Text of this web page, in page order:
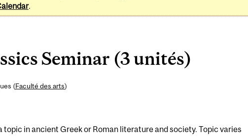
.
Seminar (3 unités)
(Faculté des arts)
topic in ancient Greek or Roman literature and society. Topic varies